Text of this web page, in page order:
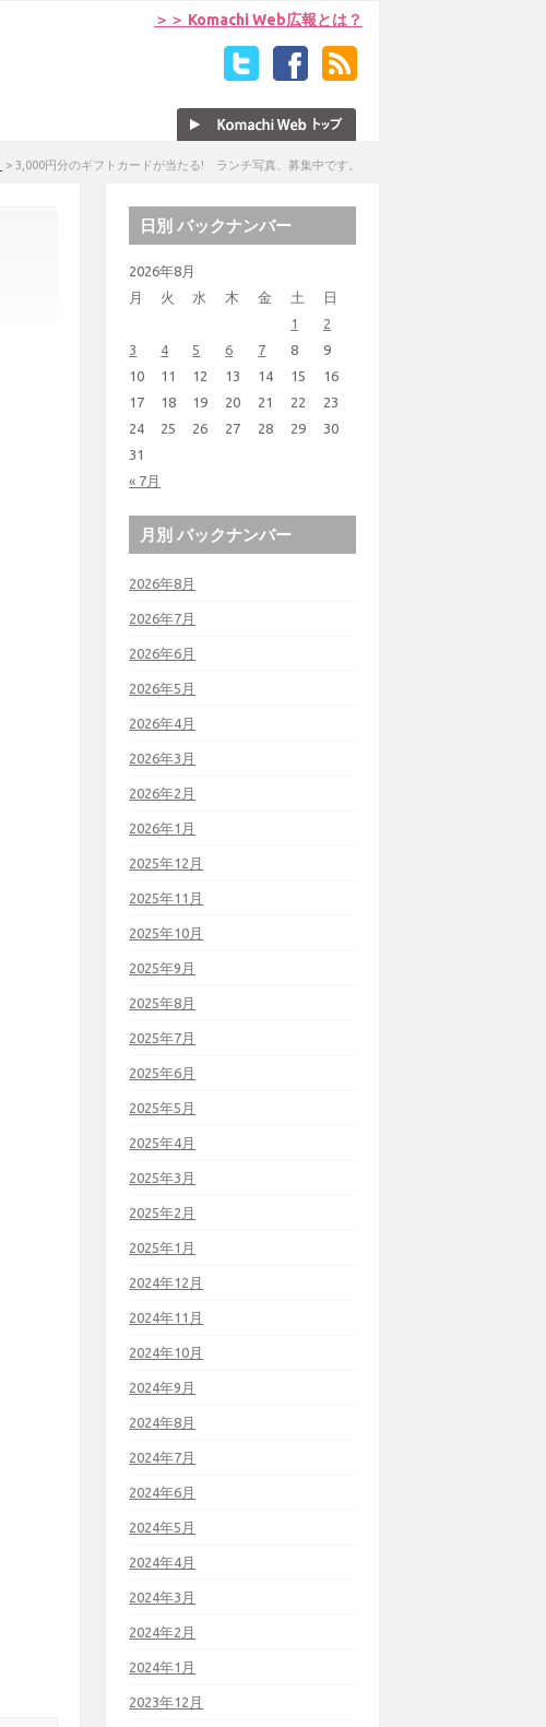
＞＞ Komachi Web広報とは？
> 3,000円分のギフトカードが当たる! ランチ写真、募集中です。
日別 バックナンバー
2026年8月
月
火 水 木 金 土 日
« 7月
1
2
3
4 5 6 7 8
9
10
11 12 13 14 15
16
17
18 19 20 21 22
23
24
25 26 27 28 29
30
31
月別 バックナンバー
2026年8月
2026年7月
2026年6月
2026年5月
2026年4月
2026年3月
2026年2月
2026年1月
2025年12月
2025年11月
2025年10月
2025年9月
2025年8月
2025年7月
2025年6月
2025年5月
2025年4月
2025年3月
2025年2月
2025年1月
2024年12月
2024年11月
2024年10月
2024年9月
2024年8月
2024年7月
2024年6月
2024年5月
2024年4月
2024年3月
2024年2月
2024年1月
2023年12月